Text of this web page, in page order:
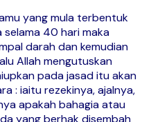
yang mula terbentuk
40 hari maka
darah dan kemudian
Allah mengutuskan
pada jasad itu akan
: iaitu rezekinya, ajalnya,
apakah bahagia atau
yang berhak disembah